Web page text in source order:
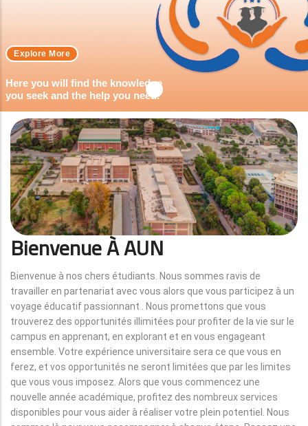
Here you will find the knowledge
you seek and the help you need.
Explore More
Bienvenue À AUN
Bienvenue à nos chers étudiants. Nous sommes ravis de
travailler en partenariat avec vous alors que vous participez à un
voyage éducatif passionnant . Nous promettons que vous
trouverez des opportunités illimitées pour profiter de la vie sur le
campus en apprenant, en explorant et en vous engageant
ensemble. Votre expérience universitaire sera ce que vous en
ferez, et vos opportunités ne seront limitées que par les limites
que vous vous imposez. Alors que vous commencez une
nouvelle année académique, profitez des nombreux services
disponibles pour vous aider à réaliser votre plein potentiel. Nous